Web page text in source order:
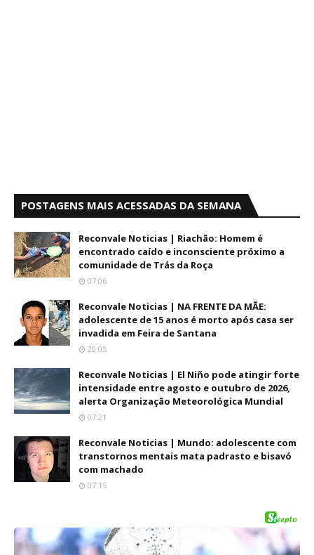
POSTAGENS MAIS ACESSADAS DA SEMANA
Reconvale Noticias | Riachão: Homem é
encontrado caído e inconsciente próximo a
comunidade de Trás da Roça
07:06
Reconvale Noticias | NA FRENTE DA MÃE:
adolescente de 15 anos é morto após casa ser
invadida em Feira de Santana
20:05
Reconvale Noticias | El Niño pode atingir forte
intensidade entre agosto e outubro de 2026,
alerta Organização Meteorológica Mundial
07:21
Reconvale Noticias | Mundo: adolescente com
transtornos mentais mata padrasto e bisavó
com machado
07:15